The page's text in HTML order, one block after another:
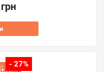
- 27%